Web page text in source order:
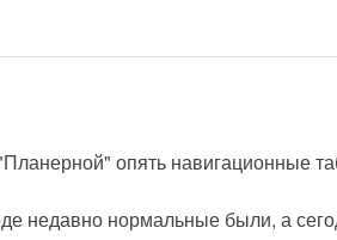
опять навигационные
недавно нормальные были, а